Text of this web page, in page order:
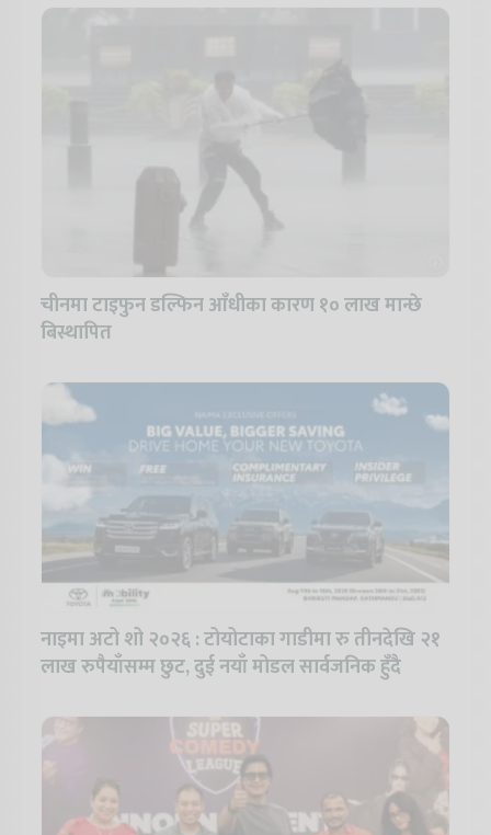
चीनमा टाइफुन डल्फिन आँधीका कारण १० लाख मान्छे
बिस्थापित
नाइमा अटो शो २०२६ : टोयोटाका गाडीमा रु तीनदेखि २१
लाख रुपैयाँसम्म छुट, दुई नयाँ मोडल सार्वजनिक हुँदै